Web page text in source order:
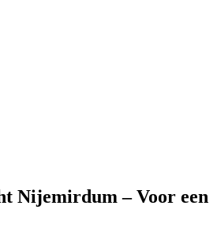
Nijemirdum – Voor een